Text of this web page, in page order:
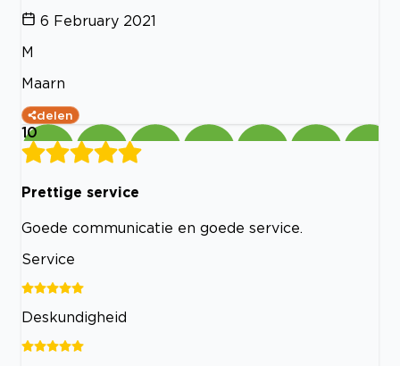
6 February 2021
M
Maarn
delen
10
Prettige service
Goede communicatie en goede service.
Service
Deskundigheid